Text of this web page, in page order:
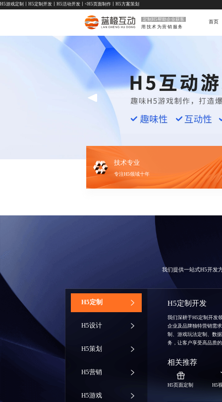
H5游戏定制 H5定制开发 H5活动开发 丨<H5页面制作 H5方案策划
定制H5帮助企业获客
用技术为营销服务
首页
技术专业
专注H5领域十年
我们提供一站式H5开发
‌H5定制
H5设计
H5策划
H5营销
H5游戏
H5定制开发
我们深耕于H5定制开发
企业及品牌独特营销需
制、游戏玩法定制、数
务，让客户享受高品质
相关推荐
H5页面定制 H5